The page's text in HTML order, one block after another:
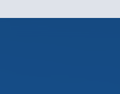
rejimida ishlamoqda